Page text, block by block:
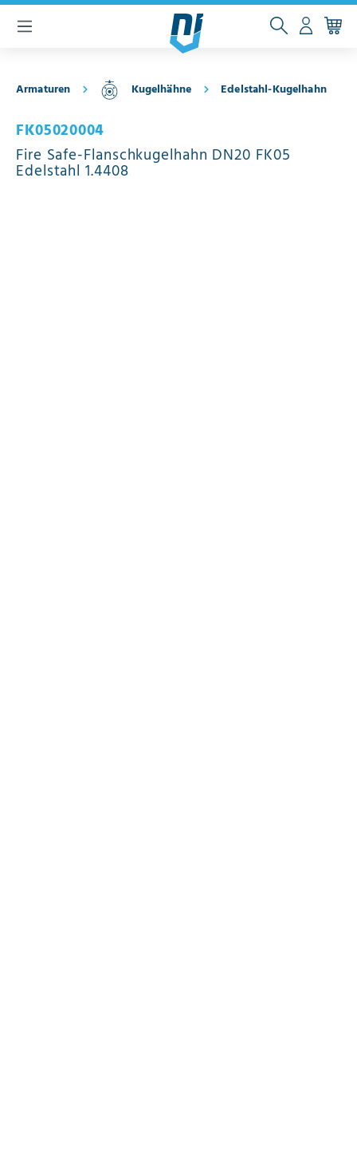
springen
Armaturen Kugelhähne Edelstahl-Kugelhahn
FK05020004
Fire Safe-Flanschkugelhahn DN20 FK05
Edelstahl 1.4408